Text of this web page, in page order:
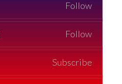
Follow
Follow
Subscribe